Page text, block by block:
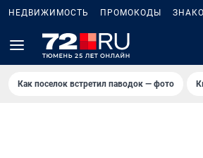
НЕДВИЖИМОСТЬ ПРОМОКОДЫ
Как поселок встретил паводок — фото